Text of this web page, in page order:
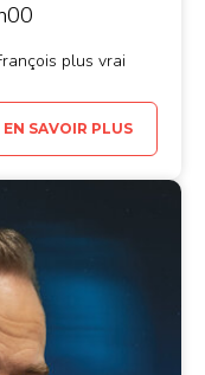
plus vrai
EN SAVOIR PLUS